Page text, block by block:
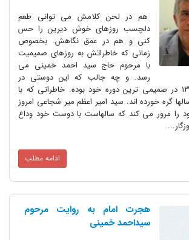
لحن کلامش می توانی طعم
روزهای خوش دیرین را حس
هم در عمق نگاهش. بخصوص
خاطراتش به روزهای صمیمیت
حاج سید احمد خمینی می
و چه جالب که این دوستی در
صمیمی ترین دوره خود بوده. خاطراتی که با
امیر اعظم میر شجاعی امروز
سالهاست با دوست خود وداع
امام به روایت مرحوم
خمینی